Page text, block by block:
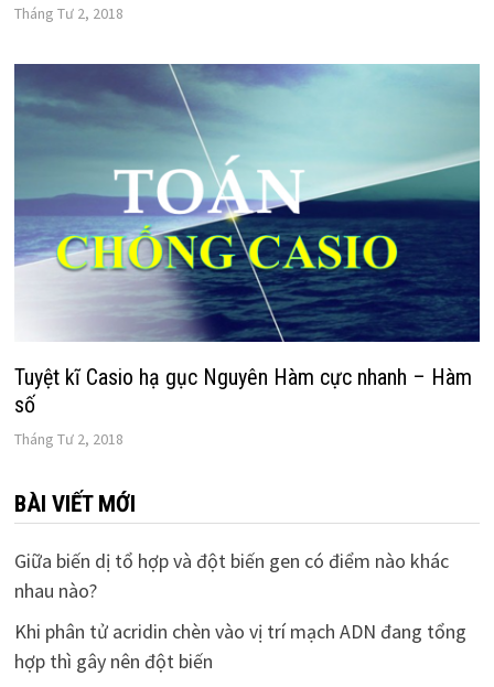
Tháng Tư 2, 2018
Tuyệt kĩ Casio hạ gục Nguyên Hàm cực nhanh – Hàm
số
Tháng Tư 2, 2018
BÀI VIẾT MỚI
Giữa biến dị tổ hợp và đột biến gen có điểm nào khác
nhau nào?
Khi phân tử acridin chèn vào vị trí mạch ADN đang tổng
hợp thì gây nên đột biến